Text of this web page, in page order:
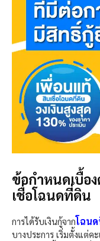
ข้อกำหนดเบื้อ
เชื่อโฉนดที่ดิน
การได้รับเงินกู้จากโฉน
บางประการ เริ่มตั้งแต่ค